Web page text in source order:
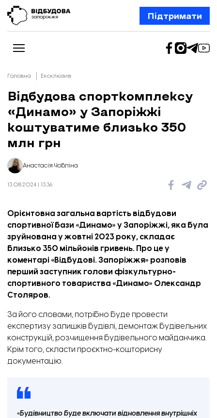
Підтримати
Новини
Відбудова Запоріжжя
Ексклюзив
Шлях додому
Колонки
Про нас
Редакційна політика
Головна Ексклюзив
Відбудова спорткомплексу
«Динамо» у Запоріжжі
коштуватиме близько 350
млн грн
Анастасія Чобліна
13.08.2024 | 13:36
Орієнтовна загальна вартість відбудови
спортивної бази «Динамо» у Запоріжжі, яка була
зруйнована у жовтні 2023 року, складає
близько 350 мільйонів гривень. Про цеу
коментарі «Відбудові. Запоріжжя» розповів
перший заступник голови фізкультурно-
спортивного товариства «Динамо» Олександр
Столяров.
За його словами, потрібно буде провести
експертизу залишків будівлі, демонтаж будівельних
конструкцій, розчищення будівельного майданчика.
Крім того, скласти проєктно-кошторисну
документацію.
«Будівництво буде включати відновлення внутрішніх